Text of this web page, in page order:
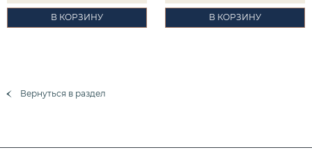
В КОРЗИНУ В КОРЗИНУ
Вернуться в раздел